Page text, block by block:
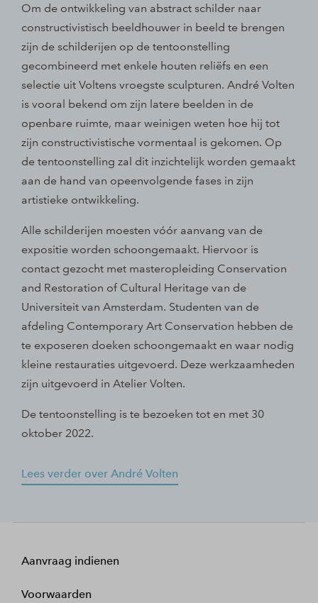
Om de ontwikkeling van abstract schilder naar
constructivistisch beeldhouwer in beeld te brengen
zijn de schilderijen op de tentoonstelling
gecombineerd met enkele houten reliëfs en een
selectie uit Voltens vroegste sculpturen. André Volten
is vooral bekend om zijn latere beelden in de
openbare ruimte, maar weinigen weten hoe hij tot
zijn constructivistische vormentaal is gekomen. Op
de tentoonstelling zal dit inzichtelijk worden gemaakt
aan de hand van opeenvolgende fases in zijn
artistieke ontwikkeling.
Alle schilderijen moesten vóór aanvang van de
expositie worden schoongemaakt. Hiervoor is
contact gezocht met masteropleiding Conservation
and Restoration of Cultural Heritage van de
Universiteit van Amsterdam. Studenten van de
afdeling Contemporary Art Conservation hebben de
te exposeren doeken schoongemaakt en waar nodig
kleine restauraties uitgevoerd. Deze werkzaamheden
zijn uitgevoerd in Atelier Volten.
De tentoonstelling is te bezoeken tot en met 30
oktober 2022.
Lees verder over André Volten
Aanvraag indienen
Voorwaarden